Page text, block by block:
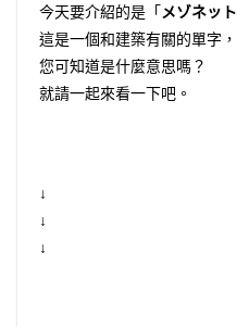
今天要介紹的是「メゾネット
這是一個和建築有關的單字，
您可知道是什麼意思嗎？
就請一起來看一下吧。
↓
↓
↓